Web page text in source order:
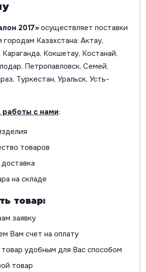
2017» осуществляет поставки
Казахстана: Актау,
Кокшетау, Костанай,
Петропавловск, Семей,
Туркестан, Уральск, Усть-
с нами:
товаров
на складе
товар:
заявку
Вам счет на оплату
удобным для Вас способом
товар